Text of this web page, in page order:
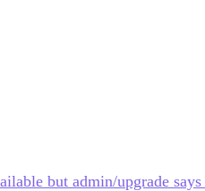
but admin/upgrade says